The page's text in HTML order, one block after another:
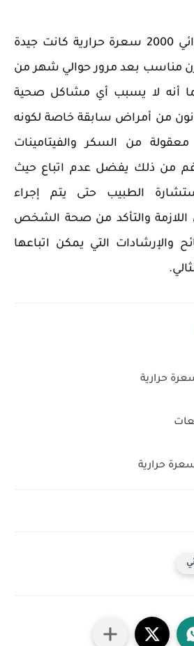
تجربتي مع نظام غذائي 2000 سعرة حرارية كانت جيدة
مناسب بعد مرور حوالي شهر من
كما أنه لا يسبب أي مشاكل صحية
من أمراض سابقة خاصة لكونه
من السكر والفيتامينات
من ذلك يفضل عدم اتباع حيث
الطبيب حتى يتم إجراء
اللازمة والتأكد من صحة الشخص
والإرشادات التي يمكن اتباعها